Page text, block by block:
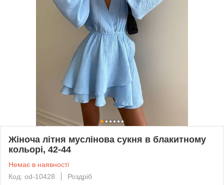
Жіноча літня муслінова сукня в блакитному
кольорі, 42-44
Немає в наявності
Код: od-10428
Роздріб